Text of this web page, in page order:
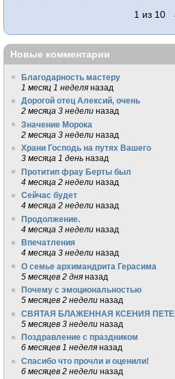
1 из 10
Новые комментарии
Благодарность мастеру
1 месяц 1 неделя назад
Дорогой отец Алексий, очень
2 месяца 3 недели назад
Значение Морока
2 месяца 3 недели назад
Храни Господь на путях Вашего
3 месяца 1 день назад
Протитип фрау Берты был
4 месяца 2 недели назад
Сейчас будет
4 месяца 2 недели назад
Продолжение.
4 месяца 3 недели назад
Впечатления
4 месяца 3 недели назад
О семье архимандрита Герасима
5 месяцев 2 дня назад
Почему с эмоциональностью
5 месяцев 2 недели назад
СВЯТАЯ БЛАЖЕННАЯ КСЕНИЯ
5 месяцев 3 недели назад
Поздравление с праздником
6 месяцев 1 неделя назад
Спасибо что прочли и оценили!
6 месяцев 2 недели назад